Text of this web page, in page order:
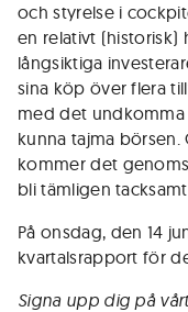
och styrelse i
en relativt (historisk)
långsiktiga
sina köp över flera
med det
kunna tajma
kommer det
bli tämligen
På onsdag, den 14
kvartalsrapport för
Signa upp dig på